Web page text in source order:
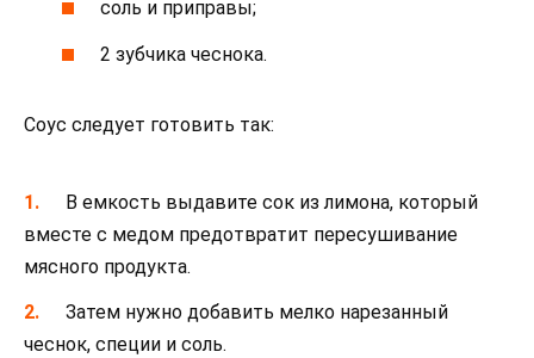
соль и приправы;
2 зубчика чеснока.
Соус следует готовить так:
В емкость выдавите сок из лимона, который
вместе с медом предотвратит пересушивание
мясного продукта.
Затем нужно добавить мелко нарезанный
чеснок, специи и соль.